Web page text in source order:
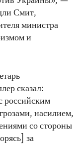
Смит,
министра
и
сказал:
российским
насилием,
со стороны
за